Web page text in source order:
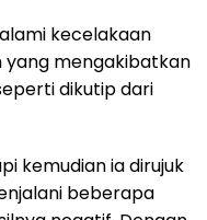
kecelakaan
yang mengakibatkan
dikutip dari
kemudian ia dirujuk
beberapa